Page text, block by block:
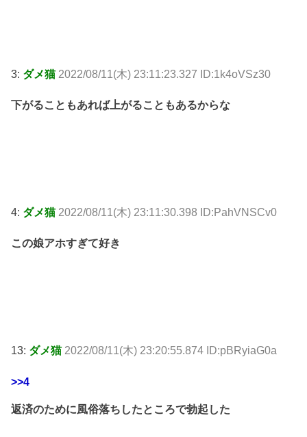
3: ダメ猫 2022/08/11(木) 23:11:23.327 ID:1k4oVSz30
下がることもあれば上がることもあるからな
4: ダメ猫 2022/08/11(木) 23:11:30.398 ID:PahVNSCv0
この娘アホすぎて好き
13: ダメ猫 2022/08/11(木) 23:20:55.874 ID:pBRyiaG0a
>>4
返済のために風俗落ちしたところで勃起した